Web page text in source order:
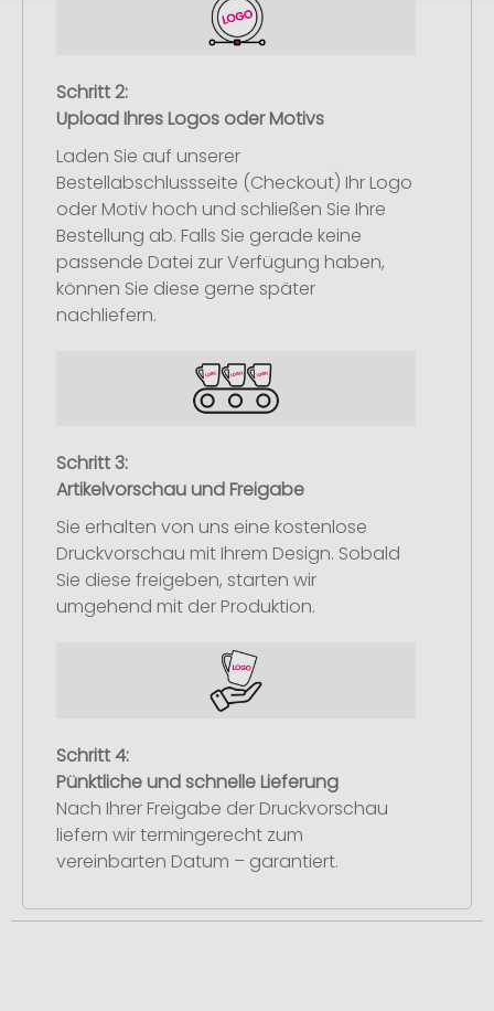
Schritt 2:
Upload Ihres Logos oder Motivs
Laden Sie auf unserer
Bestellabschlussseite (Checkout) Ihr Logo
oder Motiv hoch und schließen Sie Ihre
Bestellung ab. Falls Sie gerade keine
passende Datei zur Verfügung haben,
können Sie diese gerne später
nachliefern.
Schritt 3:
Artikelvorschau und Freigabe
Sie erhalten von uns eine kostenlose
Druckvorschau mit Ihrem Design. Sobald
Sie diese freigeben, starten wir
umgehend mit der Produktion.
Schritt 4:
Pünktliche und schnelle Lieferung
Nach Ihrer Freigabe der Druckvorschau
liefern wir termingerecht zum
vereinbarten Datum – garantiert.